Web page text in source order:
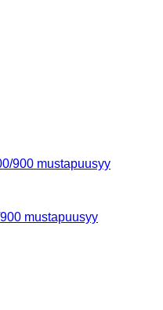
mustapuusyy